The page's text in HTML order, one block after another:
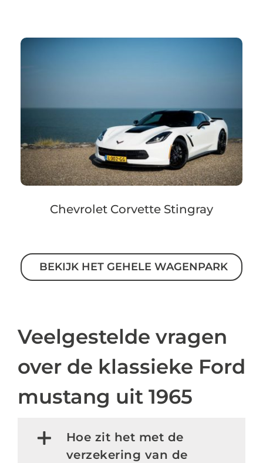
Chevrolet Corvette Stingray
BEKIJK HET GEHELE WAGENPARK
Veelgestelde vragen
over de klassieke Ford
mustang uit 1965
Hoe zit het met de
verzekering van de